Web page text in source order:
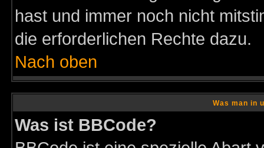
hast und immer noch nicht
die erforderlichen Rechte dazu.
Nach oben
Was man in
Was ist BBCode?